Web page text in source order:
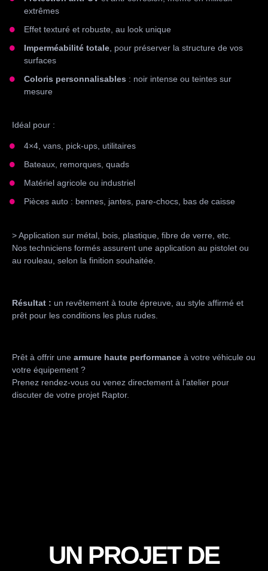
extrêmes
Effet texturé et robuste, au look unique
Imperméabilité totale , pour préserver la structure de vos
surfaces
Coloris personnalisables : noir intense ou teintes sur
mesure
Idéal pour :
4×4, vans, pick-ups, utilitaires
Bateaux, remorques, quads
Matériel agricole ou industriel
Pièces auto : bennes, jantes, pare-chocs, bas de caisse
> Application sur métal, bois, plastique, fibre de verre, etc.
Nos techniciens formés assurent une application au pistolet ou
au rouleau, selon la finition souhaitée.
Résultat : un revêtement à toute épreuve, au style affirmé et
prêt pour les conditions les plus rudes.
Prêt à offrir une armure haute performance à votre véhicule ou
votre équipement ?
Prenez rendez-vous ou venez directement à l’atelier pour
discuter de votre projet Raptor.
UN PROJET DE